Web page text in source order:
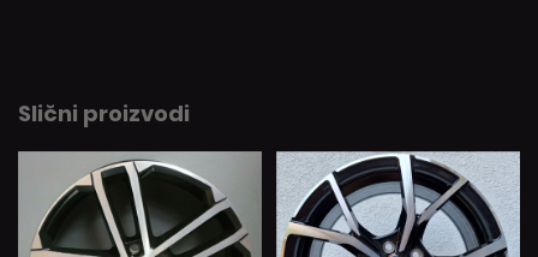
Slični proizvodi